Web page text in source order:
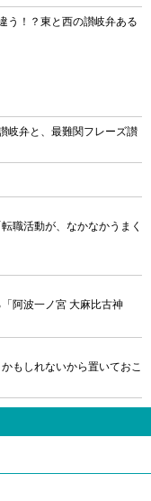
う！？東と西の讃岐弁ある
岐弁と、最難関フレーズ讃
職活動が、なかなかうまく
阿波一ノ宮 大麻比古神
もしれないから置いておこ